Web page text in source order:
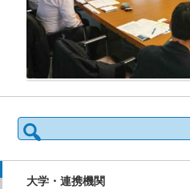
検
索:
大学・連携機関